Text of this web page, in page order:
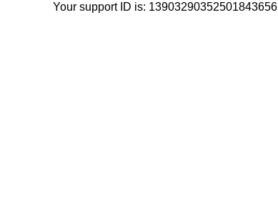
Your support ID is: 13903290352501843656